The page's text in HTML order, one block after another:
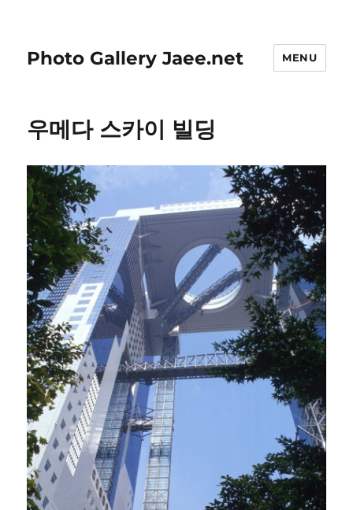
Photo Gallery Jaee.net MENU
우메다 스카이 빌딩